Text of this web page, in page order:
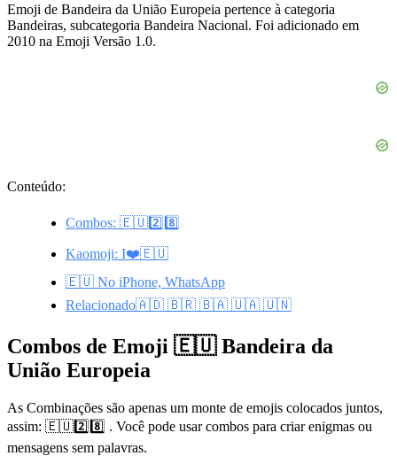
Emoji de Bandeira da União Europeia pertence à categoria
Bandeiras, subcategoria Bandeira Nacional. Foi adicionado em
2010 na Emoji Versão 1.0.
Conteúdo:
Combos: 🇪🇺2️⃣8️⃣
Kaomoji: I❤️🇪🇺
🇪🇺 No iPhone, WhatsApp
Relacionado🇦🇩 🇧🇷 🇧🇦 🇺🇦 🇺🇳
Combos de Emoji 🇪🇺 Bandeira da
União Europeia
As Combinações são apenas um monte de emojis colocados juntos,
assim: 🇪🇺2️⃣8️⃣ . Você pode usar combos para criar enigmas ou
mensagens sem palavras.